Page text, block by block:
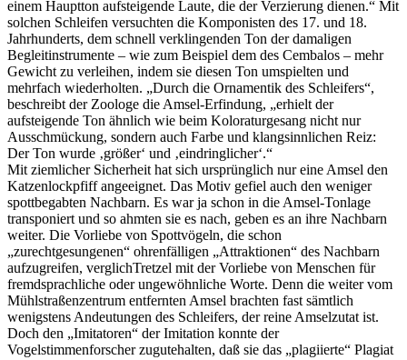
einem Hauptton aufsteigende Laute, die der Verzierung dienen.“ Mit
solchen Schleifen versuchten die Komponisten des 17. und 18.
Jahrhunderts, dem schnell verklingenden Ton der damaligen
Begleitinstrumente – wie zum Beispiel dem des Cembalos – mehr
Gewicht zu verleihen, indem sie diesen Ton umspielten und
mehrfach wiederholten. „Durch die Ornamentik des Schleifers“,
beschreibt der Zoologe die Amsel-Erfindung, „erhielt der
aufsteigende Ton ähnlich wie beim Koloraturgesang nicht nur
Ausschmückung, sondern auch Farbe und klangsinnlichen Reiz:
Der Ton wurde ‚größer‘ und ‚eindringlicher‘.“
Mit ziemlicher Sicherheit hat sich ursprünglich nur eine Amsel den
Katzenlockpfiff angeeignet. Das Motiv gefiel auch den weniger
spottbegabten Nachbarn. Es war ja schon in die Amsel-Tonlage
transponiert und so ahmten sie es nach, geben es an ihre Nachbarn
weiter. Die Vorliebe von Spottvögeln, die schon
„zurechtgesungenen“ ohrenfälligen „Attraktionen“ des Nachbarn
aufzugreifen, verglichTretzel mit der Vorliebe von Menschen für
fremdsprachliche oder ungewöhnliche Worte. Denn die weiter vom
Mühlstraßenzentrum entfernten Amsel brachten fast sämtlich
wenigstens Andeutungen des Schleifers, der reine Amselzutat ist.
Doch den „Imitatoren“ der Imitation konnte der
Vogelstimmenforscher zugutehalten, daß sie das „plagiierte“ Plagiat